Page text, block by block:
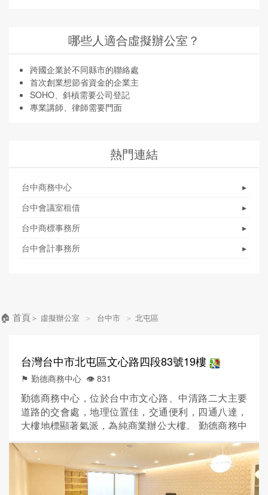
哪些人適合虛擬辦公室？
跨國企業於不同縣市的聯絡處
首次創業想節省資金的企業主
SOHO、斜槓需要公司登記
專業講師、律師需要門面
熱門連結
▸
台中商務中心
▸
台中會議室租借
▸
台中商標事務所
▸
台中會計事務所
🏠 首頁＞ 虛擬辦公室 ＞ 台中市 ＞ 北屯區
台灣台中市北屯區文心路四段83號19樓
⚑ 勤德商務中心 👁️‍ 831
勤德商務中心，位於台中市文心路、中清路二大主要
道路的交會處，地理位置佳，交通便利，四通八達，
大樓地標顯著氣派，為純商業辦公大樓。 勤德商務中
等，辦公環境單純，內部格局明亮、舒適，無論辦公
或洽商，皆能彰顯您的個人品味及卓越眼光，為您的
事業及人脈加分。 我們為有緣的客戶，提供優質、舒